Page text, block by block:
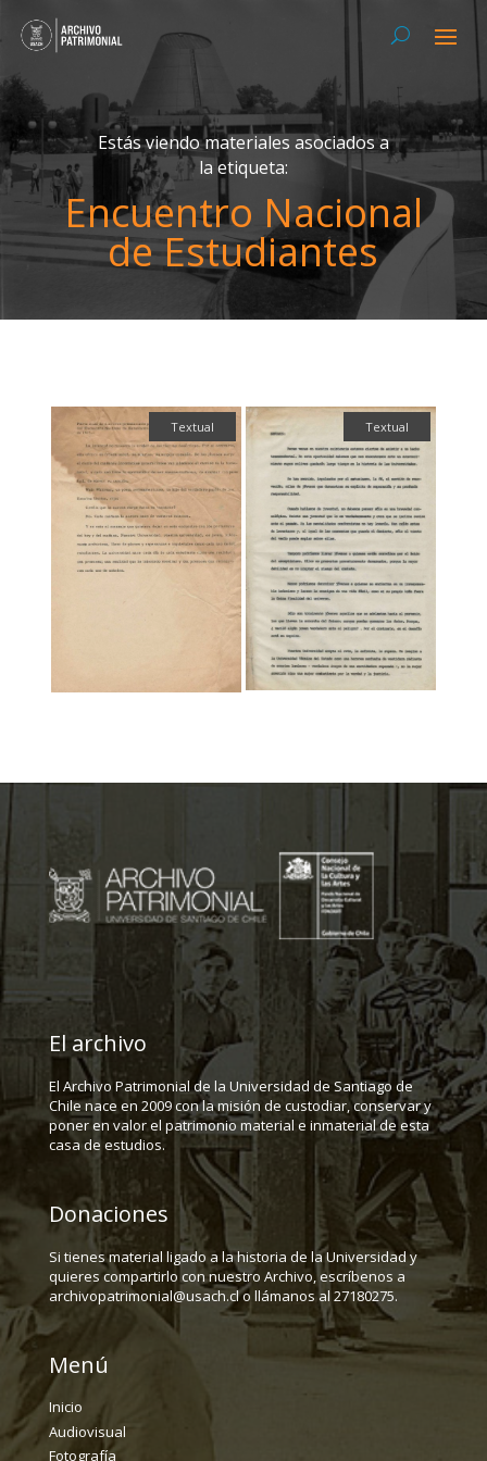
Estás viendo materiales asociados a
la etiqueta:
Encuentro Nacional
de Estudiantes
Textual Textual
El archivo
El Archivo Patrimonial de la Universidad de Santiago de
Chile nace en 2009 con la misión de custodiar, conservar y
poner en valor el patrimonio material e inmaterial de esta
casa de estudios.
Donaciones
Si tienes material ligado a la historia de la Universidad y
quieres compartirlo con nuestro Archivo, escríbenos a
archivopatrimonial@usach.cl o llámanos al 27180275.
Menú
Inicio
Audiovisual
Fotografía